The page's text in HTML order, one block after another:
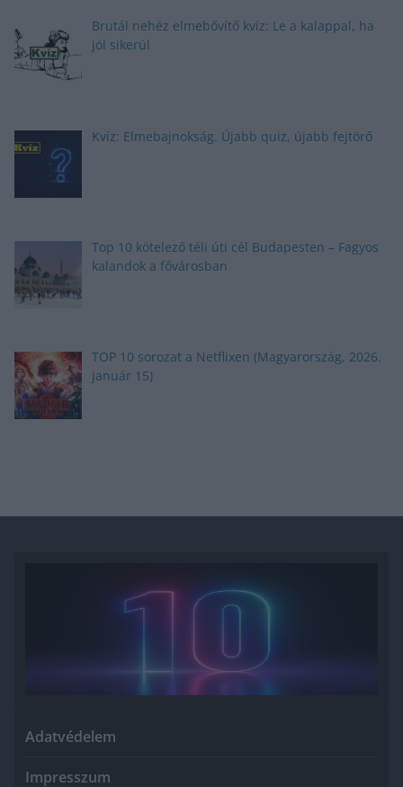
Brutál nehéz elmebővítő kvíz: Le a kalappal, ha
jól sikerül
Kvíz: Elmebajnokság. Újabb quiz, újabb fejtörő
Top 10 kötelező téli úti cél Budapesten – Fagyos
kalandok a fővárosban
TOP 10 sorozat a Netflixen (Magyarország, 2026.
január 15)
Adatvédelem
Impresszum